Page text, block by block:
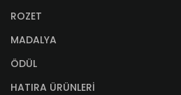
ROZET
MADALYA
ÖDÜL
HATIRA ÜRÜNLERİ